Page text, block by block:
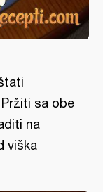
sa obe
na
viška